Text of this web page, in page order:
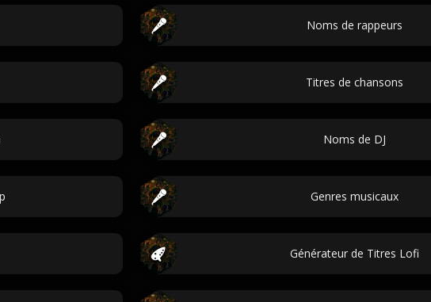
Noms de rappeurs
Titres de chansons
Noms de DJ
Genres musicaux
Générateur de Titres Lofi